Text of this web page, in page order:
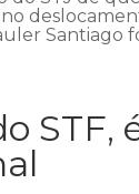
Santiago
STF,